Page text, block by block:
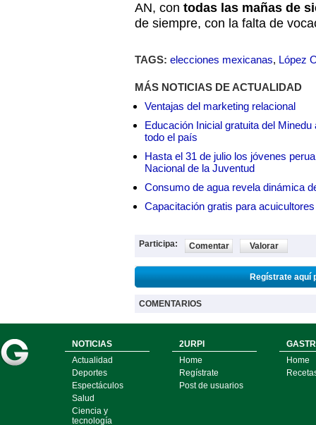
AN, con todas las mañas de
de siempre, con la falta de
TAGS: elecciones mexicanas, López
MÁS NOTICIAS DE ACTUALIDAD
Ventajas del marketing relacional
Educación Inicial gratuita del
todo el país
Hasta el 31 de julio los jóvenes
Nacional de la Juventud
Consumo de agua revela dinámica
Capacitación gratis para
Participa: Comentar Valorar
Regístrate aquí
COMENTARIOS
NOTICIAS
Actualidad
Deportes
Espectáculos
Salud
Ciencia y
tecnología
2URPI
Home
Regístrate
Post de usuarios
Home